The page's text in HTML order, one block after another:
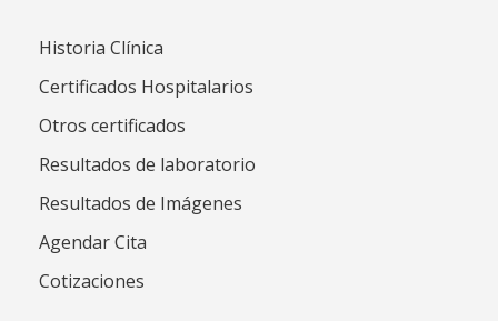
Historia Clínica
Certificados Hospitalarios
Otros certificados
Resultados de laboratorio
Resultados de Imágenes
Agendar Cita
Cotizaciones